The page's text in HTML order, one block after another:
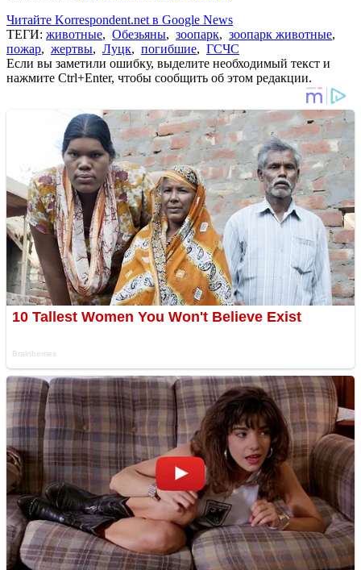
Читайте Korrespondent.net в Google News
ТЕГИ: животные, Обезьяны, зоопарк, зоопарк животные,
пожар, жертвы, Луцк, погибшие, ГСЧС
Если вы заметили ошибку, выделите необходимый текст и
нажмите Ctrl+Enter, чтобы сообщить об этом редакции.